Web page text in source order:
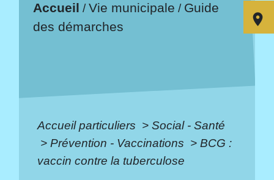
Accueil /Vie municipale / Guide
des démarches
Accueil particuliers > Social - Santé
> Prévention - Vaccinations > BCG :
vaccin contre la tuberculose
room